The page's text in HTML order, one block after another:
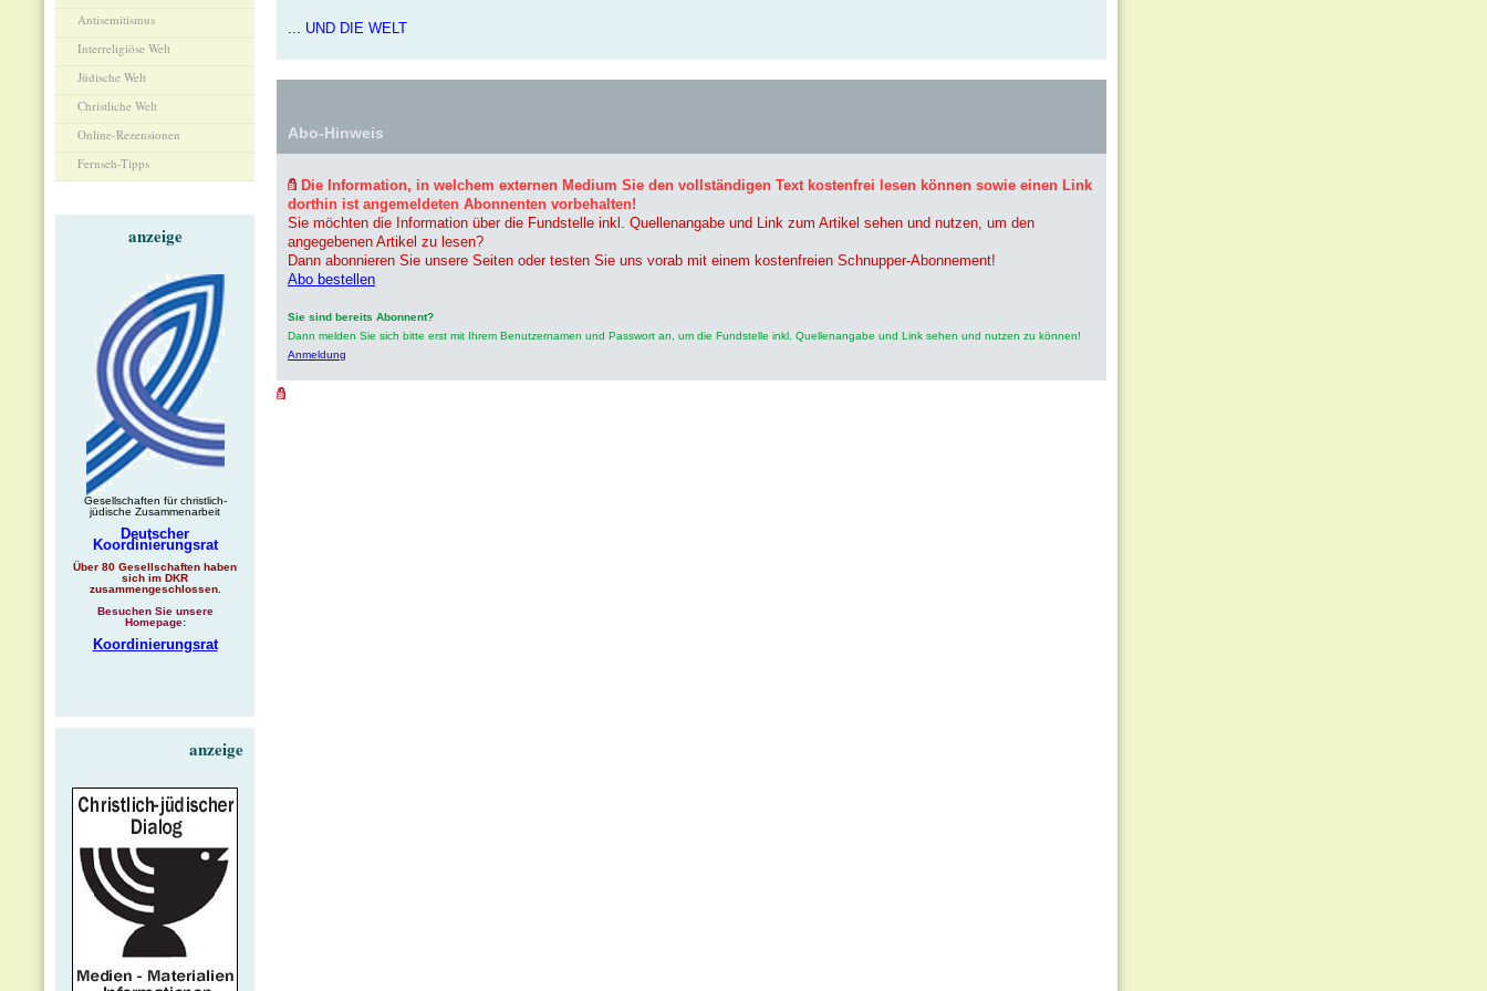
Antisemitismus
Interreligiöse Welt
Jüdische Welt
Christliche Welt
Online-Rezensionen
Fernseh-Tipps
anzeige
Gesellschaften für christlich-
jüdische Zusammenarbeit
Deutscher
Koordinierungsrat
Über 80 Gesellschaften haben
sich im DKR
zusammengeschlossen.
Besuchen Sie unsere
Homepage:
Koordinierungsrat
anzeige
... UND DIE WELT
Abo-Hinweis
Die Information, in welchem externen Medium Sie den vollständigen Text kostenfrei lesen können sowie einen Link
dorthin ist angemeldeten Abonnenten vorbehalten!
Sie möchten die Information über die Fundstelle inkl. Quellenangabe und Link zum Artikel sehen und nutzen, um den
angegebenen Artikel zu lesen?
Dann abonnieren Sie unsere Seiten oder testen Sie uns vorab mit einem kostenfreien Schnupper-Abonnement!
Abo bestellen
Sie sind bereits Abonnent?
Dann melden Sie sich bitte erst mit Ihrem Benutzernamen und Passwort an, um die Fundstelle inkl. Quellenangabe und Link sehen und nutzen zu können!
Anmeldung